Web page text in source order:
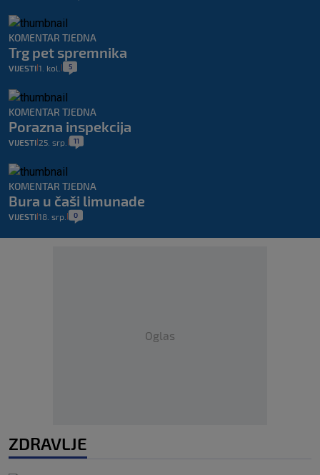
KOMENTAR TJEDNA
Trg pet spremnika
VIJESTI 1. kol. 5
KOMENTAR TJEDNA
Porazna inspekcija
VIJESTI 25. srp. 11
KOMENTAR TJEDNA
Bura u čaši limunade
VIJESTI 18. srp. 0
Oglas
ZDRAVLJE